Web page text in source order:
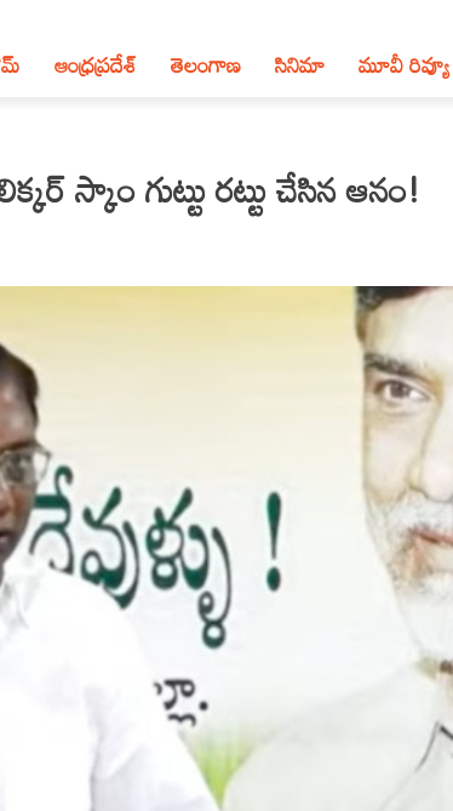
ఆంధ్ర‌ప్ర‌దేశ్‌ తెలంగాణ‌ సినిమా మూవీ రివ్యూ
స్కాం గుట్టు రట్టు చేసిన ఆనం!